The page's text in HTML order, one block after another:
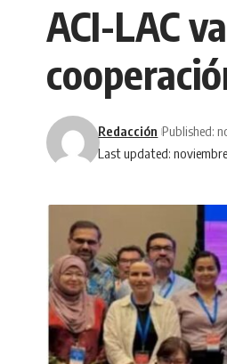
ACI-LAC
Last updated:
Redacción Published: